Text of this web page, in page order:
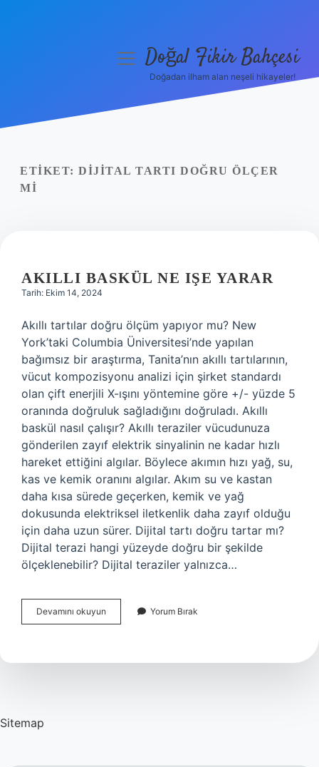
Yasal Uyarı
menüyüDoğal Fikir Bahçesi
Doğadan ilham alan neşeli hikayeler!
ETIKET: DIJITAL TARTI DOĞRU ÖLÇER
MI
AKILLI BASKÜL NE IŞE YARAR
Tarih: Ekim 14, 2024
Akıllı tartılar doğru ölçüm yapıyor mu? New
York’taki Columbia Üniversitesi’nde yapılan
bağımsız bir araştırma, Tanita’nın akıllı tartılarının,
vücut kompozisyonu analizi için şirket standardı
olan çift enerjili X-ışını yöntemine göre +/- yüzde 5
oranında doğruluk sağladığını doğruladı. Akıllı
baskül nasıl çalışır? Akıllı teraziler vücudunuza
gönderilen zayıf elektrik sinyalinin ne kadar hızlı
hareket ettiğini algılar. Böylece akımın hızı yağ, su,
kas ve kemik oranını algılar. Akım su ve kastan
daha kısa sürede geçerken, kemik ve yağ
dokusunda elektriksel iletkenlik daha zayıf olduğu
için daha uzun sürer. Dijital tartı doğru tartar mı?
Dijital terazi hangi yüzeyde doğru bir şekilde
ölçeklenebilir? Dijital teraziler yalnızca…
Devamını okuyun
Baskül
Yarar
Yorum Bırak
Sitemap